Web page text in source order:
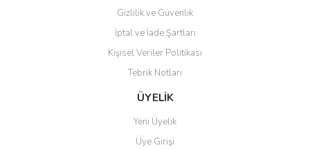
Gönder
Gizlilik ve Güvenlik
İptal ve İade Şartları
Kişisel Veriler Politikası
Tebrik Notları
ÜYELİK
Yeni Üyelik
Üye Girişi